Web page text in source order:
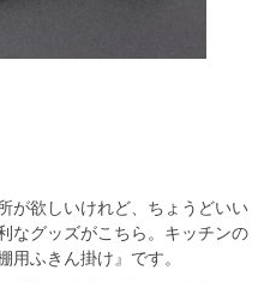
が欲しいけれど、ちょうどいい
なグッズがこちら。キッチンの
用ふきん掛け』です。